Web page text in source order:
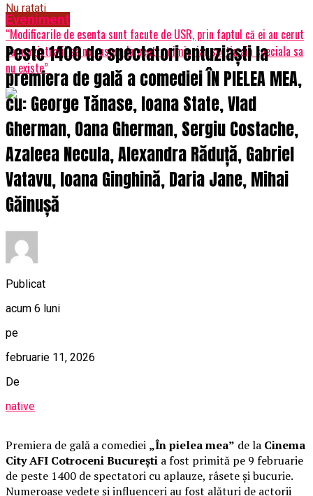
Nu ratati
“Modificarile de esenta sunt facute de USR, prin faptul că ei au cerut
ca magistrații sa nu raspunda pentru nimic, iar sectia aia speciala sa
nu existe”
Eveniment
Peste 1400 de spectatori entuziaști la
premiera de gală a comediei ÎN PIELEA MEA,
cu: George Tănase, Ioana State, Vlad
Gherman, Oana Gherman, Sergiu Costache,
Azaleea Necula, Alexandra Răduță, Gabriel
Vatavu, Ioana Ginghină, Daria Jane, Mihai
Găinușă
Publicat
acum 6 luni
pe
februarie 11, 2026
De
native
Premiera de gală a comediei „În pielea mea” de la Cinema
City AFI Cotroceni București a fost primită pe 9 februarie
de peste 1400 de spectatori cu aplauze, râsete și bucurie.
Numeroase vedete și influenceri au fost alături de actorii